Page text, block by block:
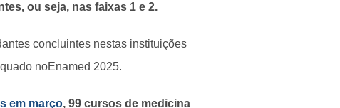
ou seja, nas faixas 1 e 2.
concluintes nestas instituições
noEnamed 2025.
em março, 99 cursos de medicina